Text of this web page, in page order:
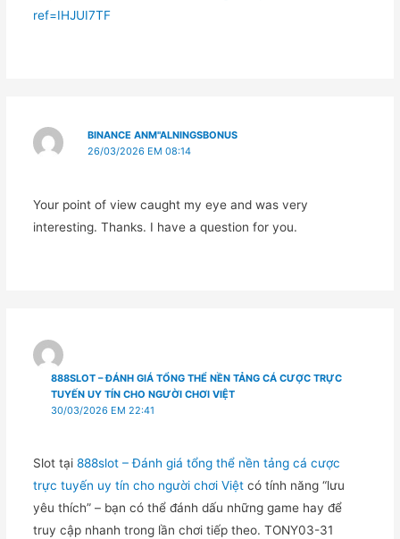
ref=IHJUI7TF
BINANCE ANM"ALNINGSBONUS
26/03/2026 EM 08:14
Your point of view caught my eye and was very
interesting. Thanks. I have a question for you.
888SLOT – ĐÁNH GIÁ TỔNG THỂ NỀN TẢNG CÁ CƯỢC TRỰC
TUYẾN UY TÍN CHO NGƯỜI CHƠI VIỆT
30/03/2026 EM 22:41
Slot tại 888slot – Đánh giá tổng thể nền tảng cá cược
trực tuyến uy tín cho người chơi Việtcó tính năng “lưu
yêu thích” – bạn có thể đánh dấu những game hay để
truy cập nhanh trong lần chơi tiếp theo. TONY03-31